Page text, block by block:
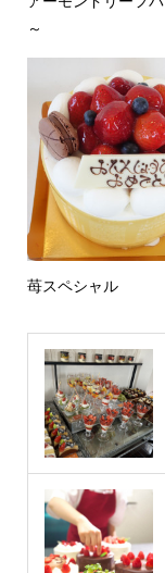
～
苺スペシャル